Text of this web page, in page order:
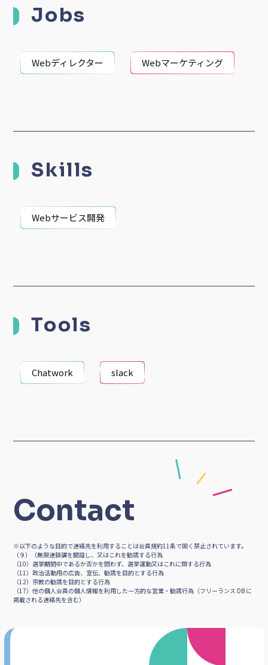
Jobs
Webディレクター Webマーケティング
Skills
Webサービス開発
Tools
Chatwork slack
Contact
※以下のような目的で連絡先を利用することは会員規約11条で固く禁止されています。
（９）（無限連鎖講を開設し、又はこれを勧誘する行為
（10）選挙期間中であるか否かを問わず、選挙運動又はこれに類する行為
（11）政治活動用の広告、宣伝、勧誘を目的とする行為
（12）宗教の勧誘を目的とする行為
（17）他の個人会員の個人情報を利用した一方的な営業・勧誘行為（フリーランス DB に
掲載される連絡先を含む）